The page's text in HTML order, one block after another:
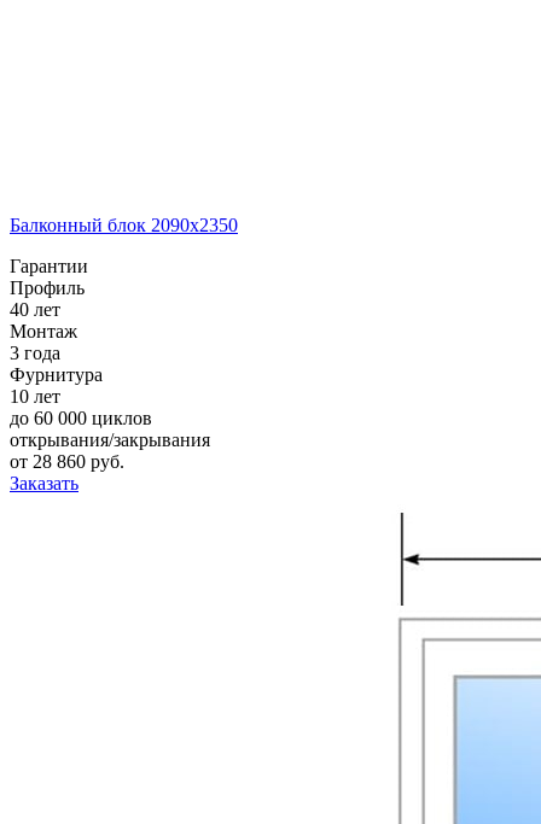
Балконный блок 2090х2350
Гарантии
Профиль
40 лет
Монтаж
3 года
Фурнитура
10 лет
до 60 000 циклов
открывания/закрывания
от 28 860 pуб.
Заказать